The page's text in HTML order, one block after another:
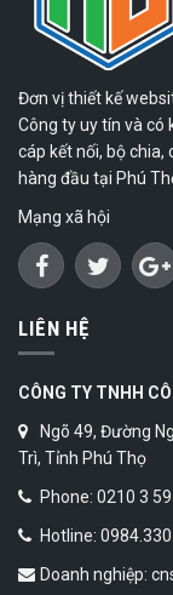
Đơn vị thiết kế
Công ty uy tín và có
cáp kết nối, bộ
hàng đầu tại Phú
Mạng xã hội
LIÊN HỆ
CÔNG TY TNHH
Ngõ 49, Đường
Trì, Tỉnh Phú Thọ
Phone: 0210 3
Hotline:
Doanh nghiệp: